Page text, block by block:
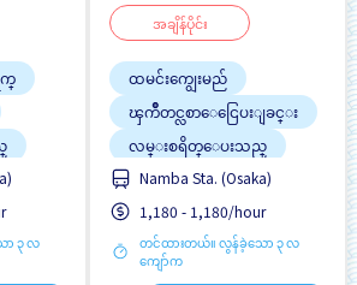
က္
န္မ
၃ လ
အချိန်ပိုင်း
ထမင်းကျွေးမည်
ၾကိဳတင္လစာေငြေပးျခင္း
လမ္းစရိတ္ေပးသည္
အဆောင်ပေးမည်
အမျိုးသမီး ပို၍လိုလားသည်
အမျိုးသား ပို၍လိုလားသည်
အလုပ္အေတြ႕အၾကံဳရွိရန္မ
Namba Sta. (Osaka)
1,180 - 1,180/hour
တင်ထားတယ်။ လွန်ခဲ့သော ၃ လ
ကျော်က